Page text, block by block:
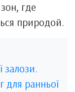
где
природой.
залози.
для ранньої